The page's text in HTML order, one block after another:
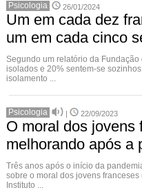
Psicologia 26/01/2024
Um em cada dez
um em cada cinco
Segundo um relatório da
isolados e 20% sentem-se
isolamento ...
Psicologia | 22/09/2023
O moral dos jovens
melhorando após a
Três anos após o início da
sobre o moral dos jovens
Instituto ...